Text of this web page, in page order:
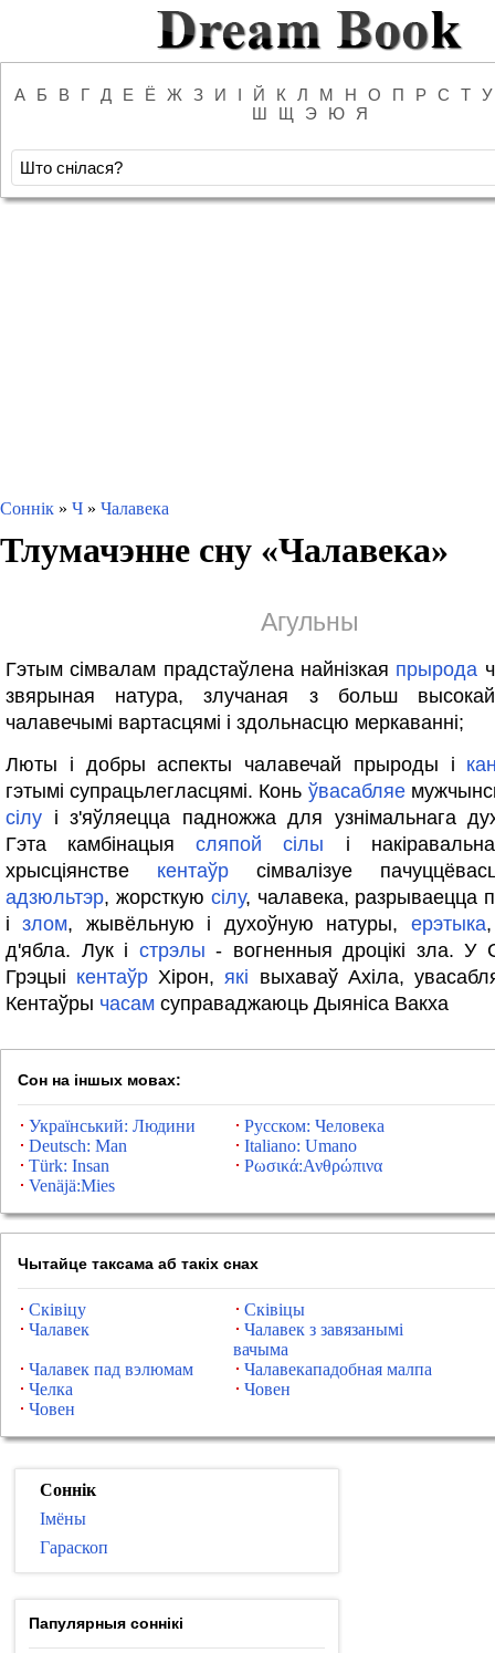
А Б В Г Д Е Ё Ж З И І Й К Л М Н О П Р С Т
У
Ш
Щ Э Ю Я
Соннік » Ч » Чалавека
Тлумачэнне сну «Чалавека»
Агульны
Гэтым сімвалам прадстаўлена найнізкая прырода
звярыная натура, злучаная з больш
чалавечымі вартасцямі і здольнасцю меркаванні;
Люты і добры аспекты чалавечай прыроды і
гэтымі супрацьлегласцямі. Конь ўвасабляе
сілу і з'яўляецца падножжа для узнімальнага
Гэта камбінацыясляпой сілы і
хрысціянстве кентаўр сімвалізуе
адзюльтэр, жорсткую сілу, чалавека, разрываецца
ізлом, жывёльную і духоўную натуры, ерэтыка,
д'ябла. Лук і стрэлы - вогненныя дроцікі зла. У
Грэцыі кентаўр Хірон,які выхаваў Ахіла,
Кентаўры часам суправаджаюць Дыяніса Вакха
Сон на іншых мовах:
Український: Людини
Русском: Человека
Deutsch: Man
Italiano: Umano
Türk: Insan
Ρωσικά:Ανθρώπινα
Venäjä:Mies
Чытайце таксама аб такіх снах
Сківіцу
Сківіцы
Чалавек
Чалавек з завязанымі
вачыма
Чалавек пад вэлюмам
Чалавекападобная малпа
Челка
Човен
Човен
Соннік
Імёны
Гараскоп
Папулярныя соннікі